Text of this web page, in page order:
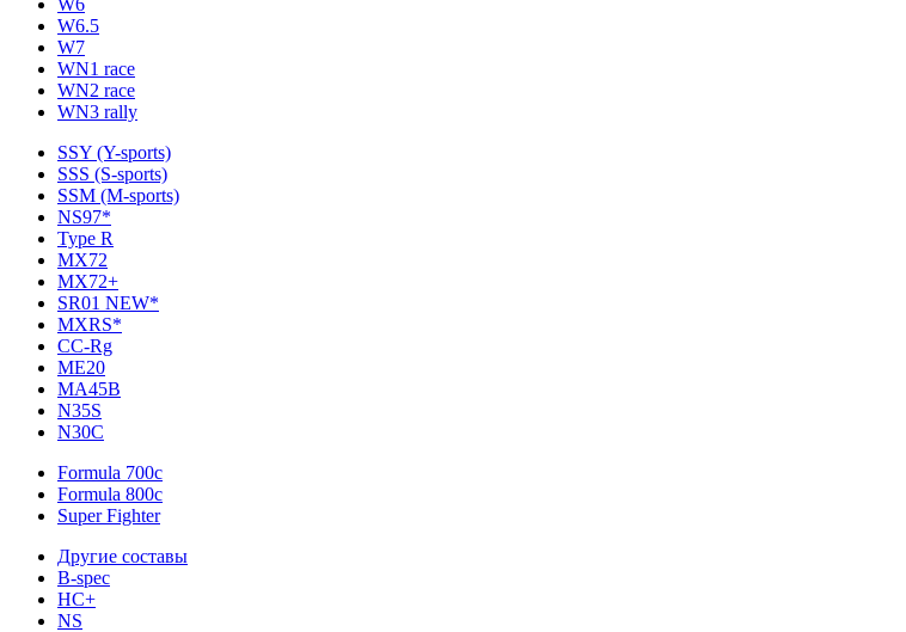
W6
W6.5
W7
WN1 race
WN2 race
WN3 rally
SSY (Y-sports)
SSS (S-sports)
SSM (M-sports)
NS97*
Type R
MX72
MX72+
SR01 NEW*
MXRS*
CC-Rg
ME20
MA45B
N35S
N30C
Formula 700c
Formula 800c
Super Fighter
Другие составы
B-spec
HC+
NS